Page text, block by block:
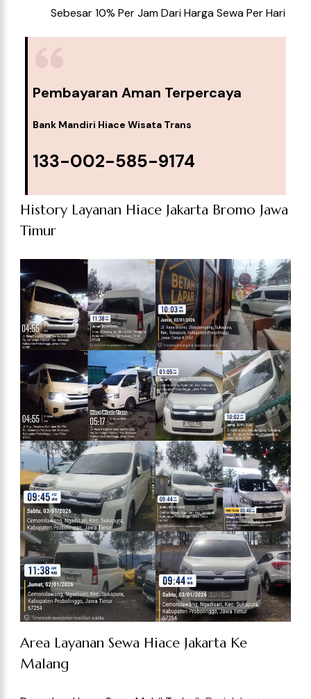
Sebesar 10% Per Jam Dari Harga Sewa Per Hari
Pembayaran Aman Terpercaya
Bank Mandiri Hiace Wisata Trans
133-002-585-9174
History Layanan Hiace Jakarta Bromo Jawa
Timur
Area Layanan Sewa Hiace Jakarta Ke
Malang